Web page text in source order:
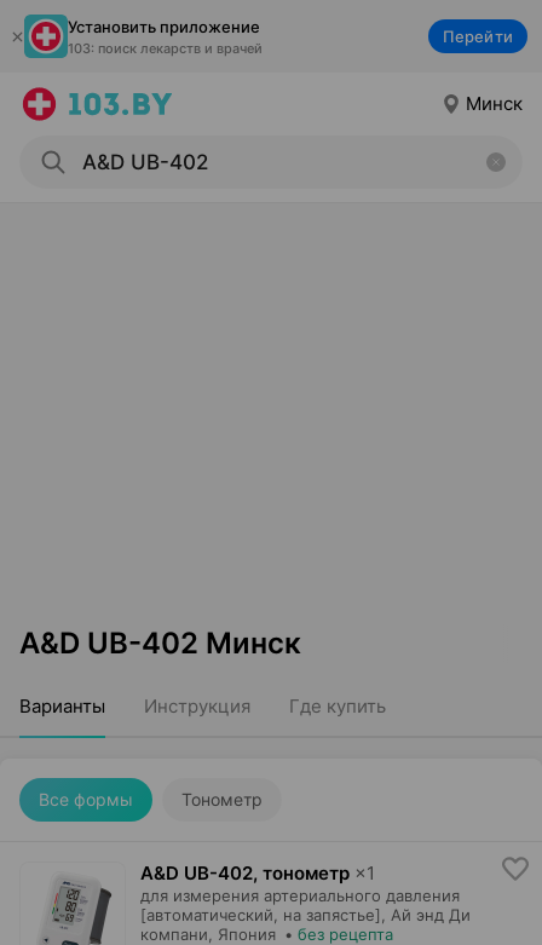
Установить приложение
103: поиск лекарств и врачей
Перейти
Минск
A&D UB-402 Минск
Варианты Инструкция Где купить
Все формы Тонометр
A&D UB-402, тонометр ×1
для измерения артериального давления
[автоматический, на запястье],
Ай энд Ди
компани , Япония • без рецепта